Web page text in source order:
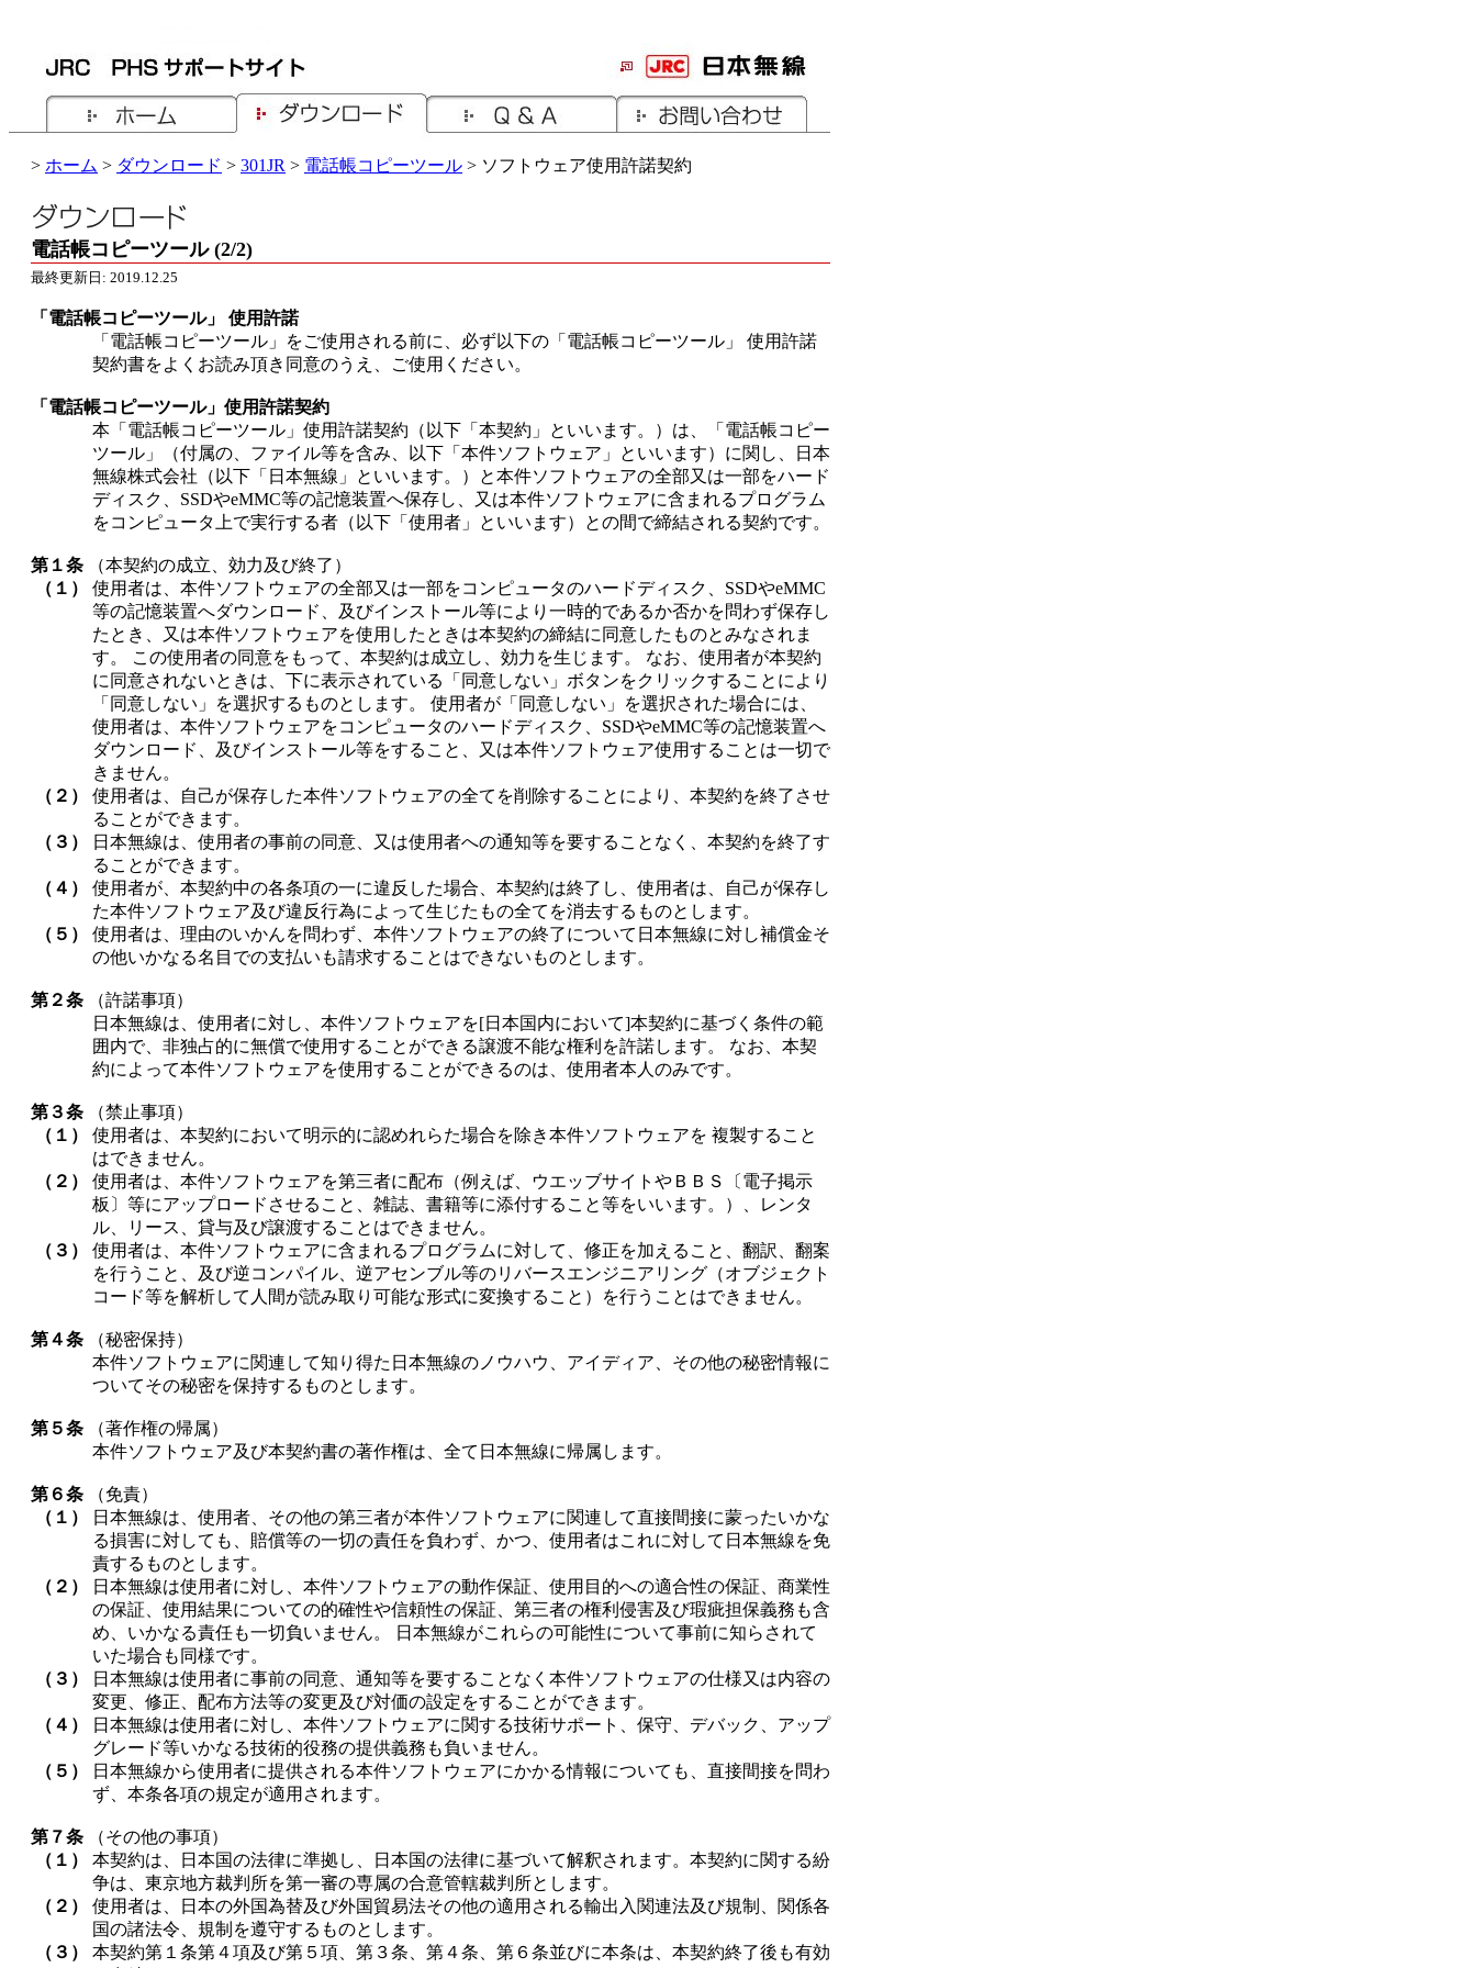
> ホーム > ダウンロード > 301JR > 電話帳コピーツール > ソフトウェア使用許諾契約
電話帳コピーツール (2/2)
最終更新日: 2019.12.25
「電話帳コピーツール」 使用許諾
「電話帳コピーツール」をご使用される前に、必ず以下の「電話帳コピーツール」 使用許諾
契約書をよくお読み頂き同意のうえ、ご使用ください。
「電話帳コピーツール」使用許諾契約
本「電話帳コピーツール」使用許諾契約（以下「本契約」といいます。）は、「電話帳コピー
ツール」（付属の、ファイル等を含み、以下「本件ソフトウェア」といいます）に関し、日本
無線株式会社（以下「日本無線」といいます。）と本件ソフトウェアの全部又は一部をハード
ディスク、SSDやeMMC等の記憶装置へ保存し、又は本件ソフトウェアに含まれるプログラム
をコンピュータ上で実行する者（以下「使用者」といいます）との間で締結される契約です。
第１条 （本契約の成立、効力及び終了）
（１） 使用者は、本件ソフトウェアの全部又は一部をコンピュータのハードディスク、SSDやeMMC
等の記憶装置へダウンロード、及びインストール等により一時的であるか否かを問わず保存し
たとき、又は本件ソフトウェアを使用したときは本契約の締結に同意したものとみなされま
す。 この使用者の同意をもって、本契約は成立し、効力を生じます。 なお、使用者が本契約
に同意されないときは、下に表示されている「同意しない」ボタンをクリックすることにより
「同意しない」を選択するものとします。 使用者が「同意しない」を選択された場合には、
使用者は、本件ソフトウェアをコンピュータのハードディスク、SSDやeMMC等の記憶装置へ
ダウンロード、及びインストール等をすること、又は本件ソフトウェア使用することは一切で
きません。
（２） 使用者は、自己が保存した本件ソフトウェアの全てを削除することにより、本契約を終了させ
ることができます。
（３）
日本無線は、使用者の事前の同意、又は使用者への通知等を要することなく、本契約を終了す
ることができます。
（４） 使用者が、本契約中の各条項の一に違反した場合、本契約は終了し、使用者は、自己が保存し
た本件ソフトウェア及び違反行為によって生じたもの全てを消去するものとします。
（５） 使用者は、理由のいかんを問わず、本件ソフトウェアの終了について日本無線に対し補償金そ
の他いかなる名目での支払いも請求することはできないものとします。
第２条 （許諾事項）
日本無線は、使用者に対し、本件ソフトウェアを[日本国内において]本契約に基づく条件の範
囲内で、非独占的に無償で使用することができる譲渡不能な権利を許諾します。 なお、本契
約によって本件ソフトウェアを使用することができるのは、使用者本人のみです。
第３条 （禁止事項）
（１） 使用者は、本契約において明示的に認めれらた場合を除き本件ソフトウェアを 複製すること
はできません。
（２） 使用者は、本件ソフトウェアを第三者に配布（例えば、ウエッブサイトやＢＢＳ〔電子掲示
板〕等にアップロードさせること、雑誌、書籍等に添付すること等をいいます。）、レンタ
ル、リース、貸与及び譲渡することはできません。
（３） 使用者は、本件ソフトウェアに含まれるプログラムに対して、修正を加えること、翻訳、翻案
を行うこと、及び逆コンパイル、逆アセンブル等のリバースエンジニアリング（オブジェクト
コード等を解析して人間が読み取り可能な形式に変換すること）を行うことはできません。
第４条 （秘密保持）
本件ソフトウェアに関連して知り得た日本無線のノウハウ、アイディア、その他の秘密情報に
ついてその秘密を保持するものとします。
第５条 （著作権の帰属）
本件ソフトウェア及び本契約書の著作権は、全て日本無線に帰属します。
第６条 （免責）
（１）
日本無線は、使用者、その他の第三者が本件ソフトウェアに関連して直接間接に蒙ったいかな
る損害に対しても、賠償等の一切の責任を負わず、かつ、使用者はこれに対して日本無線を免
責するものとします。
（２）
日本無線は使用者に対し、本件ソフトウェアの動作保証、使用目的への適合性の保証、商業性
の保証、使用結果についての的確性や信頼性の保証、第三者の権利侵害及び瑕疵担保義務も含
め、いかなる責任も一切負いません。 日本無線がこれらの可能性について事前に知らされて
いた場合も同様です。
（３）
日本無線は使用者に事前の同意、通知等を要することなく本件ソフトウェアの仕様又は内容の
変更、修正、配布方法等の変更及び対価の設定をすることができます。
（４）
日本無線は使用者に対し、本件ソフトウェアに関する技術サポート、保守、デバック、アップ
グレード等いかなる技術的役務の提供義務も負いません。
（５）
日本無線から使用者に提供される本件ソフトウェアにかかる情報についても、直接間接を問わ
ず、本条各項の規定が適用されます。
第７条 （その他の事項）
（１） 本契約は、日本国の法律に準拠し、日本国の法律に基づいて解釈されます。本契約に関する紛
争は、東京地方裁判所を第一審の専属の合意管轄裁判所とします。
（２） 使用者は、日本の外国為替及び外国貿易法その他の適用される輸出入関連法及び規制、関係各
国の諸法令、規制を遵守するものとします。
（３） 本契約第１条第４項及び第５項、第３条、第４条、第６条並びに本条は、本契約終了後も有効